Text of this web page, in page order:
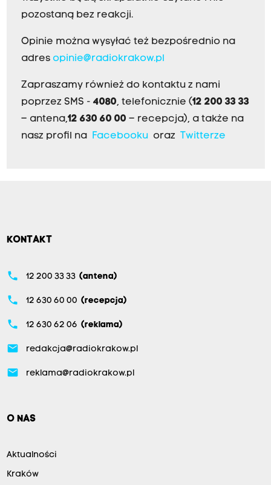
pozostaną bez reakcji.
Opinie można wysyłać też bezpośrednio na
adres opinie@radiokrakow.pl
Zapraszamy również do kontaktu z nami
poprzez SMS - 4080, telefonicznie (12 200 33 33
– antena,12 630 60 00 – recepcja), a także na
nasz profil na Facebookuoraz Twitterze
KONTAKT
phone 12 200 33 33 (antena)
phone 12 630 60 00 (recepcja)
phone 12 630 62 06 (reklama)
email redakcja@radiokrakow.pl
email reklama@radiokrakow.pl
O NAS
Aktualności
Kraków